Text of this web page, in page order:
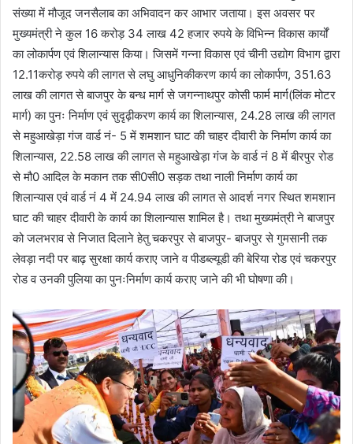
संख्या में मौजूद जनसैलाब का अभिवादन कर आभार जताया। इस अवसर पर
मुख्यमंत्री ने कुल 16 करोड़ 34 लाख 42 हजार रुपये के विभिन्न विकास कार्यों
का लोकार्पण एवं शिलान्यास किया। जिसमें गन्ना विकास एवं चीनी उद्योग विभाग द्वारा
12.11करोड़ रुपये की लागत से लघु आधुनिकीकरण कार्य का लोकार्पण, 351.63
लाख की लागत से बाजपुर के बन्ध मार्ग से जगन्नाथपुर कोसी फार्म मार्ग(लिंक मोटर
मार्ग) का पुनः निर्माण एवं सुदृढ़ीकरण कार्य का शिलान्यास, 24.28 लाख की लागत
से महुआखेड़ा गंज वार्ड नं- 5 में शमशान घाट की चाहर दीवारी के निर्माण कार्य का
शिलान्यास, 22.58 लाख की लागत से महुआखेड़ा गंज के वार्ड नं 8 में बीरपुर रोड
से मौ0 आदिल के मकान तक सी0सी0 सड़क तथा नाली निर्माण कार्य का
शिलान्यास एवं वार्ड नं 4 में 24.94 लाख की लागत से आदर्श नगर स्थित शमशान
घाट की चाहर दीवारी के कार्य का शिलान्यास शामिल है। तथा मुख्यमंत्री ने बाजपुर
को जलभराव से निजात दिलाने हेतु चकरपुर से बाजपुर- बाजपुर से गुमसानी तक
लेवड़ा नदी पर बाढ़ सुरक्षा कार्य कराए जाने व पीडब्ल्यूडी की बेरिया रोड एवं चकरपुर
रोड व उनकी पुलिया का पुनःनिर्माण कार्य कराए जाने की भी घोषणा की।